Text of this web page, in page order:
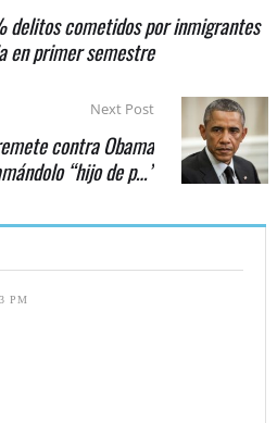
PM
delitos cometidos por inmigrantes
en primer semestre
Next Post
contra Obama
“hijo de p…”